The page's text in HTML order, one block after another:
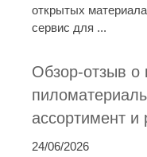
открытых
сервис для ...
Обзор-отзыв
ассортимент и
24/06/2026